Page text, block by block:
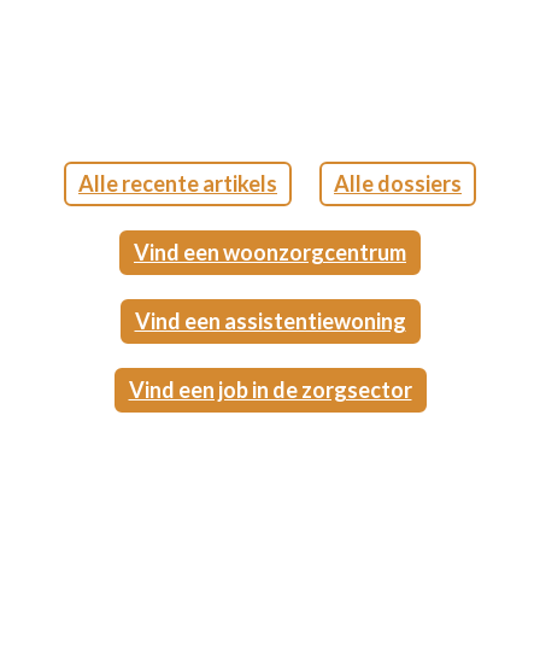
Alle recente artikels Alle dossiers
Vind een woonzorgcentrum
Vind een assistentiewoning
Vind een job in de zorgsector